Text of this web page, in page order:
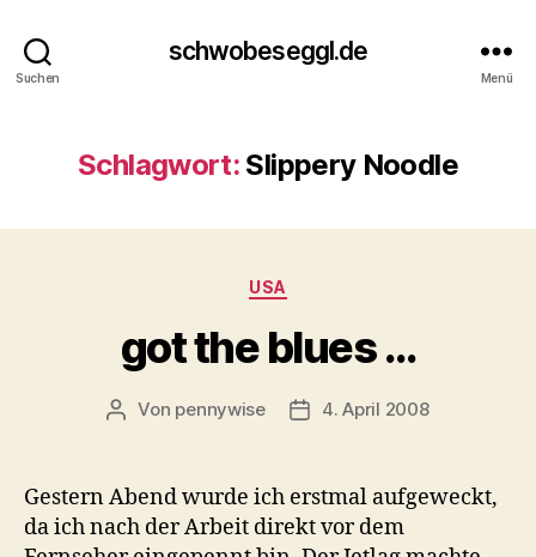
Suchen
schwobeseggl.de
Menü
Schlagwort: Slippery Noodle
Kategorien
USA
got the blues …
Beitragsautor
Von pennywise Veröffentlichungsdatum
4. April 2008
Gestern Abend wurde ich erstmal aufgeweckt,
da ich nach der Arbeit direkt vor dem